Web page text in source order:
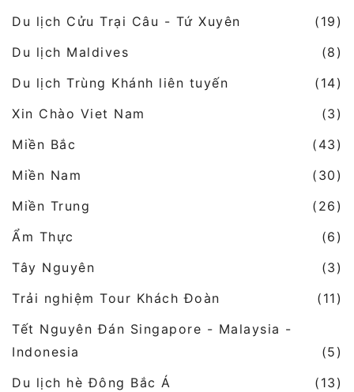
Du lịch Cửu Trại Câu - Tứ Xuyên
(19)
Du lịch Maldives
(8)
Du lịch Trùng Khánh liên tuyến
(14)
Xin Chào Viet Nam
(3)
Miền Bắc
(43)
Miền Nam
(30)
Miền Trung
(26)
Ẩm Thực
(6)
Tây Nguyên
(3)
Trải nghiệm Tour Khách Đoàn
(11)
Tết Nguyên Đán Singapore - Malaysia -
Indonesia
(5)
Du lịch hè Đông Bắc Á
(13)